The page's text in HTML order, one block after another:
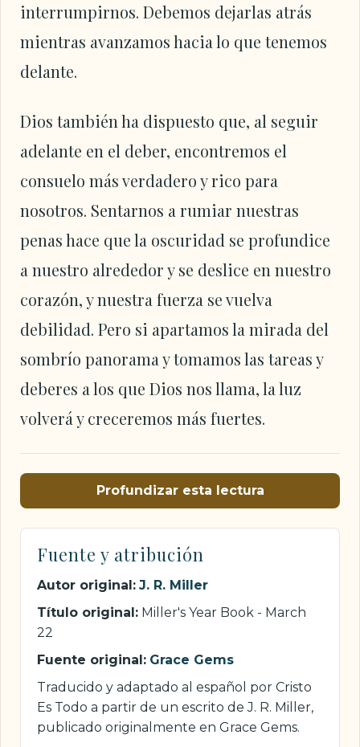
interrumpirnos. Debemos dejarlas atrás
mientras avanzamos hacia lo que tenemos
delante.
Dios también ha dispuesto que, al seguir
adelante en el deber, encontremos el
consuelo más verdadero y rico para
nosotros. Sentarnos a rumiar nuestras
penas hace que la oscuridad se profundice
a nuestro alrededor y se deslice en nuestro
corazón, y nuestra fuerza se vuelva
debilidad. Pero si apartamos la mirada del
sombrío panorama y tomamos las tareas y
deberes a los que Dios nos llama, la luz
volverá y creceremos más fuertes.
Profundizar esta lectura
Fuente y atribución
Autor original: J. R. Miller
Título original: Miller's Year Book - March
22
Fuente original: Grace Gems
Traducido y adaptado al español por Cristo
Es Todo a partir de un escrito de J. R. Miller,
publicado originalmente en Grace Gems.